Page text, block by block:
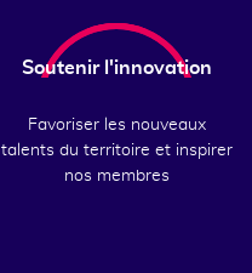
Soutenir l'innovation
Favoriser les nouveaux
talents du territoire et inspirer
nos membres